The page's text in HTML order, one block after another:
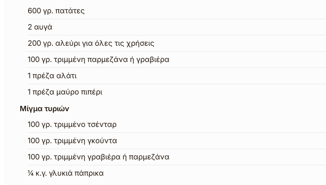
600 γρ. πατάτες
2 αυγά
200 γρ. αλεύρι για όλες τις χρήσεις
100 γρ. τριμμένη παρμεζάνα ή γραβιέρα
1 πρέζα αλάτι
1 πρέζα μαύρο πιπέρι
Μίγμα τυριών
100 γρ. τριμμένο τσένταρ
100 γρ. τριμμένη γκούντα
100 γρ. τριμμένη γραβιέρα ή παρμεζάνα
¼ κ.γ. γλυκιά πάπρικα